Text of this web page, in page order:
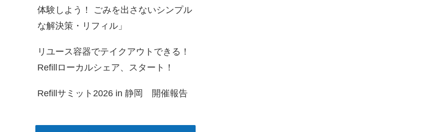
体験しよう！ ごみを出さないシンプル
な解決策・リフィル」
リユース容器でテイクアウトできる！
Refillローカルシェア、スタート！
Refillサミット2026 in 静岡 開催報告